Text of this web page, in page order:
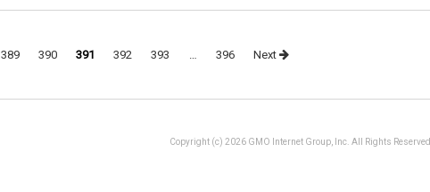
389 390 391 392 393 … 396 Next
Copyright (c) 2026 GMO Internet Group, Inc. All Rights Reserved.